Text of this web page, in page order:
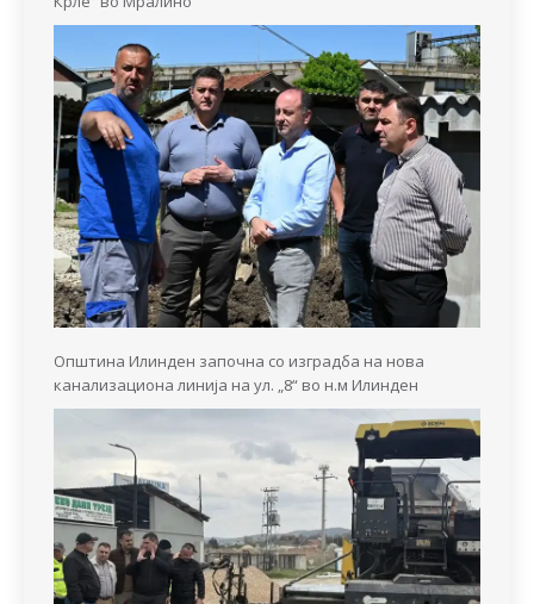
Општина Илинден започна со изградба на нова
канализациона линија на ул. „8“ во н.м Илинден